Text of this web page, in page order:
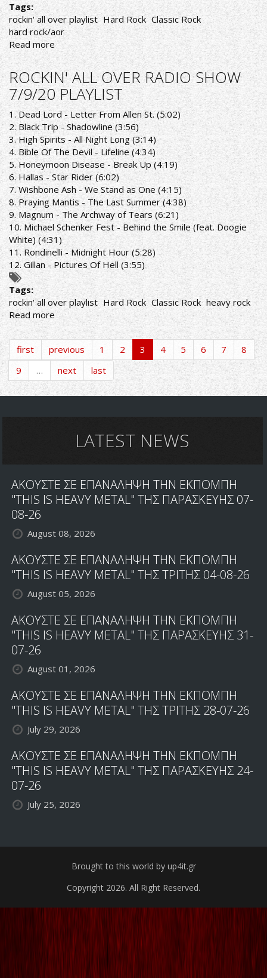
Tags:
rockin' all over playlist Hard Rock Classic Rock
hard rock/aor
Read more about
ROCKIN'
ALL
OVER
RADIO
SHOW
12/910/20
PLAYLIST
ROCKIN' ALL OVER RADIO SHOW
7/9/20 PLAYLIST
1. Dead Lord - Letter From Allen St. (5:02)
2. Black Trip - Shadowline (3:56)
3. High Spirits - All Night Long (3:14)
4. Bible Of The Devil - Lifeline (4:34)
5. Honeymoon Disease - Break Up (4:19)
6. Hallas - Star Rider (6:02)
7. Wishbone Ash - We Stand as One (4:15)
8. Praying Mantis - The Last Summer (4:38)
9. Magnum - The Archway of Tears (6:21)
10. Michael Schenker Fest - Behind the Smile (feat. Doogie
White) (4:31)
11. Rondinelli - Midnight Hour (5:28)
12. Gillan - Pictures Of Hell (3:55)
Tags:
rockin' all over playlist Hard Rock Classic Rock heavy rock
Read more about
ROCKIN'
ALL
OVER
RADIO
SHOW
7/9/20
first previous 1 2 3 4 5 6 7
8
9
… next last
LATEST NEWS
ΑΚΟΥΣΤΕ ΣΕ ΕΠΑΝΑΛΗΨΗ ΤΗΝ ΕΚΠΟΜΠΗ
"THIS IS HEAVY METAL" ΤΗΣ ΠΑΡΑΣΚΕΥΗΣ 07-
08-26
August 08, 2026
ΑΚΟΥΣΤΕ ΣΕ ΕΠΑΝΑΛΗΨΗ ΤΗΝ ΕΚΠΟΜΠΗ
"THIS IS HEAVY METAL" ΤΗΣ ΤΡΙΤΗΣ 04-08-26
August 05, 2026
ΑΚΟΥΣΤΕ ΣΕ ΕΠΑΝΑΛΗΨΗ ΤΗΝ ΕΚΠΟΜΠΗ
"THIS IS HEAVY METAL" ΤΗΣ ΠΑΡΑΣΚΕΥΗΣ 31-
07-26
August 01, 2026
ΑΚΟΥΣΤΕ ΣΕ ΕΠΑΝΑΛΗΨΗ ΤΗΝ ΕΚΠΟΜΠΗ
"THIS IS HEAVY METAL" ΤΗΣ ΤΡΙΤΗΣ 28-07-26
July 29, 2026
ΑΚΟΥΣΤΕ ΣΕ ΕΠΑΝΑΛΗΨΗ ΤΗΝ ΕΚΠΟΜΠΗ
"THIS IS HEAVY METAL" ΤΗΣ ΠΑΡΑΣΚΕΥΗΣ 24-
07-26
July 25, 2026
Brought to this world by up4it.gr
Copyright 2026. All Right Reserved.